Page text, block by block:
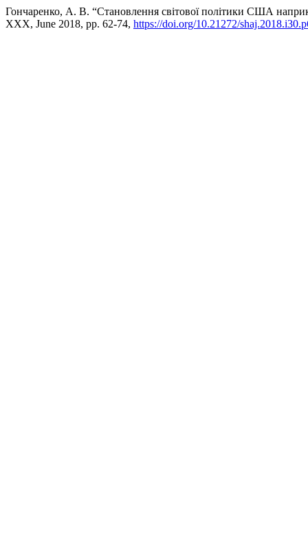
Гончаренко, А. В. “Становлення світової політики США
XXX, June 2018, pp. 62-74, https://doi.org/10.21272/